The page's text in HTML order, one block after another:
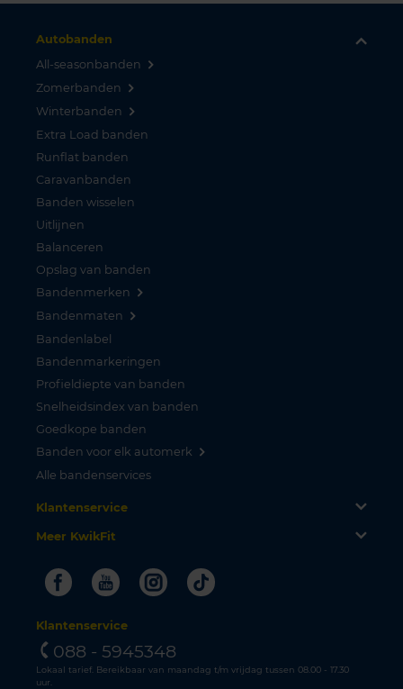
Autobanden
All-seasonbanden
Zomerbanden
Winterbanden
Extra Load banden
Runflat banden
Caravanbanden
Banden wisselen
Uitlijnen
Balanceren
Opslag van banden
Bandenmerken
Bandenmaten
Bandenlabel
Bandenmarkeringen
Profieldiepte van banden
Snelheidsindex van banden
Goedkope banden
Banden voor elk automerk
Alle bandenservices
Klantenservice
Meer KwikFit
FacebookYoutubeInstagram
Tiktok
Klantenservice
088 - 5945348
Lokaal tarief. Bereikbaar van maandag t/m vrijdag tussen 08.00 - 17.30
uur.